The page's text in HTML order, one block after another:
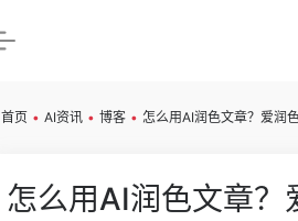
首页 • AI资讯 • 博客 • 怎么用AI润色文章？爱润
怎么用AI润色文章？